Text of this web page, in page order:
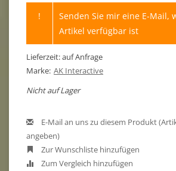
!
Senden Sie mir eine E-Mail,
Artikel verfügbar ist
Lieferzeit: auf Anfrage
Marke: AK Interactive
Nicht auf Lager
E-Mail an uns zu diesem Produkt
angeben)
Zur Wunschliste hinzufügen
Zum Vergleich hinzufügen